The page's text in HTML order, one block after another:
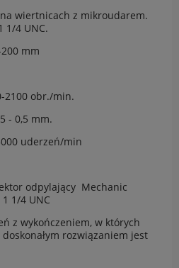
wiertnicach z mikroudarem.
1/4 UNC.
mm
2100 obr./min.
- 0,5 mm.
uderzeń/min
odpylający Mechanic
1/4 UNC
z wykończeniem, w których
rozwiązaniem jest